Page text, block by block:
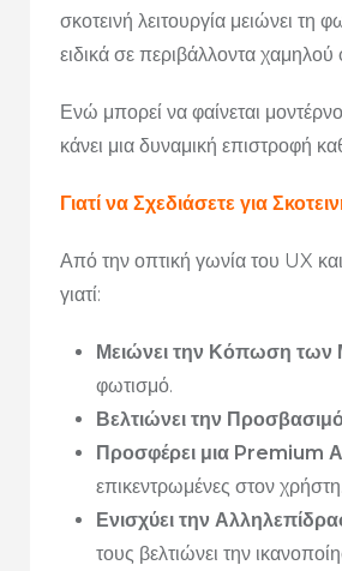
σκοτεινή λειτουργία μειώνει τη
ειδικά σε περιβάλλοντα
Ενώ μπορεί να φαίνεται
κάνει μια δυναμική επιστροφή
Γιατί να Σχεδιάσετε για
Από την οπτική γωνία του UX και
γιατί:
Μειώνει την Κόπωση των
φωτισμό.
Βελτιώνει την
Προσφέρει μια Premium
επικεντρωμένες στον χρήστη.
Ενισχύει την
τους βελτιώνει την